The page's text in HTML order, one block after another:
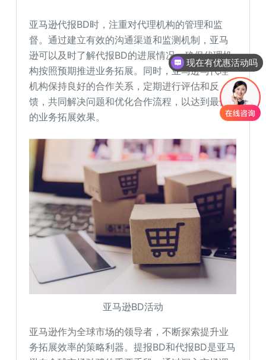
亚马逊代报BD时，注重对代理机构的管理和监
督。通过建立有效的沟通渠道和监测机制，亚马
逊可以及时了解代报BD的进展情况，确保代理机
构按照预期推进业务拓展。同时，亚马逊与代理
机构保持良好的合作关系，定期进行评估和反
馈，共同解决问题和优化合作流程，以达到最佳
的业务拓展效果。
亚马逊BD活动
亚马逊作为全球市场的领导者，不断探索提升业
务拓展效率的策略利器。提报BD和代报BD是亚马
现在有优惠活动吗